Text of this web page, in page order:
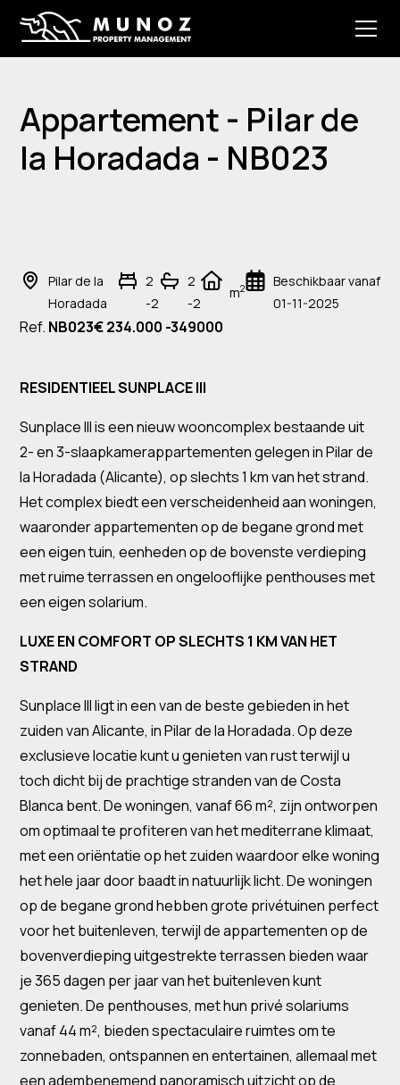
Appartement - Pilar de
la Horadada - NB023
Pilar de la
Horadada
2
-2
2
-2
m2
Beschikbaar vanaf
01-11-2025
Ref. NB023€ 234.000 -349000
RESIDENTIEEL SUNPLACE III
Sunplace III is een nieuw wooncomplex bestaande uit
2- en 3-slaapkamerappartementen gelegen in Pilar de
la Horadada (Alicante), op slechts 1 km van het strand.
Het complex biedt een verscheidenheid aan woningen,
waaronder appartementen op de begane grond met
een eigen tuin, eenheden op de bovenste verdieping
met ruime terrassen en ongelooflijke penthouses met
een eigen solarium.
LUXE EN COMFORT OP SLECHTS 1 KM VAN HET
STRAND
Sunplace III ligt in een van de beste gebieden in het
zuiden van Alicante, in Pilar de la Horadada. Op deze
exclusieve locatie kunt u genieten van rust terwijl u
toch dicht bij de prachtige stranden van de Costa
Blanca bent. De woningen, vanaf 66 m², zijn ontworpen
om optimaal te profiteren van het mediterrane klimaat,
met een oriëntatie op het zuiden waardoor elke woning
het hele jaar door baadt in natuurlijk licht. De woningen
op de begane grond hebben grote privétuinen perfect
voor het buitenleven, terwijl de appartementen op de
bovenverdieping uitgestrekte terrassen bieden waar
je 365 dagen per jaar van het buitenleven kunt
genieten. De penthouses, met hun privé solariums
vanaf 44 m², bieden spectaculaire ruimtes om te
zonnebaden, ontspannen en entertainen, allemaal met
een adembenemend panoramisch uitzicht op de